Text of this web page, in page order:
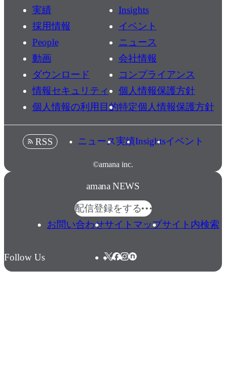
実績
Insights
採用情報
イベント
People
ニュース
動画
会社情報
ダウンロード
コンプライアンス
情報セキュリティ
個人情報保護方針
個人情報の利用目的特定個人情報保護方針
©amana inc.
RSS ニュース実績Insightsイベント
amana NEWS
配信登録をする
お問い合わせサイトマップサイト内検索
Follow Us